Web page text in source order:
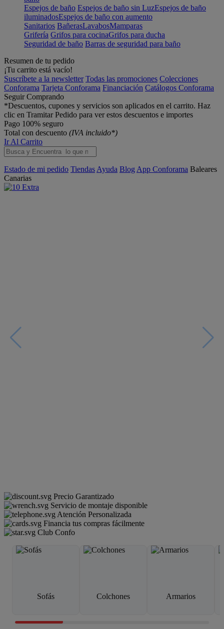
Espejos de baño Espejos de baño sin LuzEspejos de baño
iluminadosEspejos de baño con aumento
Sanitarios BañerasLavabosMamparas
Grifería Grifos para cocinaGrifos para ducha
Seguridad de baño Barras de seguridad para baño
Resumen de tu pedido
¡Tu carrito está vacío!
Suscríbete a la newsletter Todas las promociones Colecciones
Conforama Tarjeta Conforama Financiación Catálogos Conforama
Seguir Comprando
*Descuentos, cupones y servicios son aplicados en el carrito. Haz
clic en Tramitar Pedido para ver estos descuentos e importes
Pago 100% seguro
Total con descuento (IVA incluido*)
Ir Al Carrito
Estado de mi pedido Tiendas Ayuda Blog App Conforama Baleares
Canarias
Precio Garantizado
Servicio de montaje disponible
Atención Personalizada
Financia tus compras fácilmente
Club Confo
Sofás Colchones Armarios